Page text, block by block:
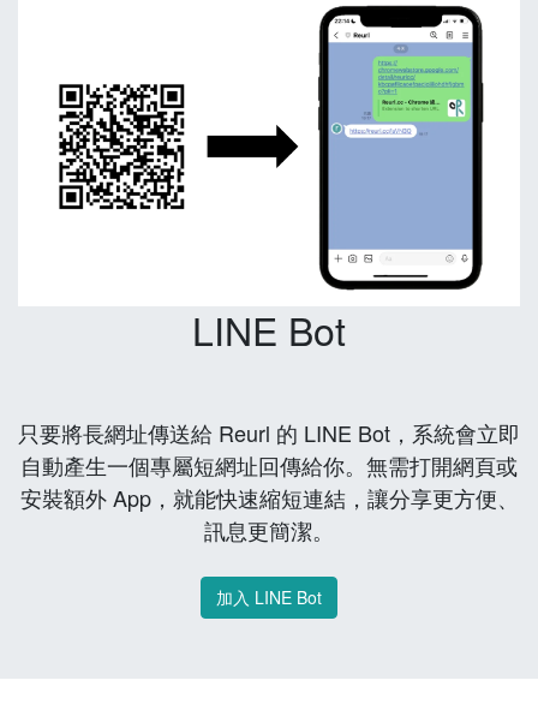
LINE Bot
只要將長網址傳送給 Reurl 的 LINE Bot，系統會立即
自動產生一個專屬短網址回傳給你。無需打開網頁或
安裝額外 App，就能快速縮短連結，讓分享更方便、
訊息更簡潔。
加入 LINE Bot